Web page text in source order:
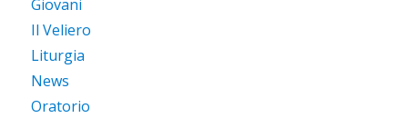
Giovani
Il Veliero
Liturgia
News
Oratorio